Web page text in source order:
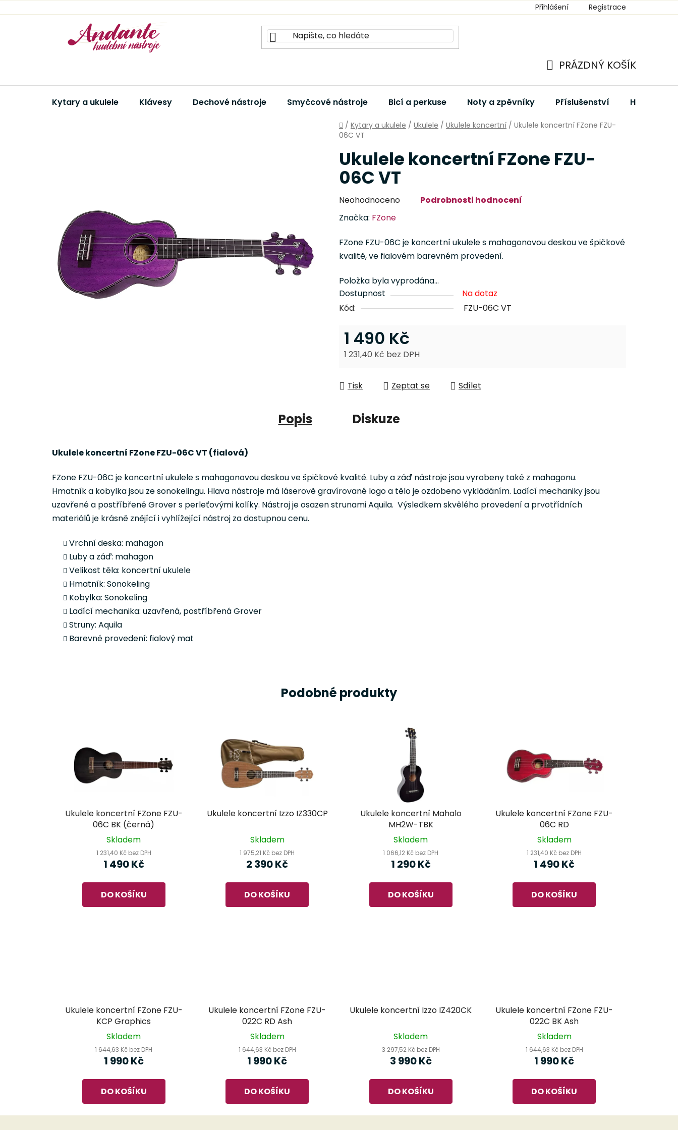
na
Přihlášení Registrace
KOŠÍK
PRÁZDNÝ KOŠÍK
Kytary a ukulele Klávesy Dechové nástroje Smyčcové nástroje Bicí a perkuse Noty a zpěvníky Příslušenství Hudební
Domů
/ Kytary a ukulele / Ukulele / Ukulele koncertní / Ukulele koncertní FZone FZU-
06C VT
Ukulele koncertní FZone FZU-
06C VT
Průměrné
produktu
je
0,0
5
hvězdiček.
Neohodnoceno
Podrobnosti hodnocení
Značka: FZone
FZone FZU-06C je koncertní ukulele s mahagonovou deskou ve špičkové
kvalitě, ve fialovém barevném provedení.
Položka byla vyprodána…
Dostupnost
Na dotaz
Kód:
FZU-06C VT
1 490 Kč
1 231,40 Kč bez DPH
Tisk
Zeptat se Sdílet
Popis Diskuze
Ukulele koncertní FZone FZU-06C VT (fialová)
FZone FZU-06C je koncertní ukulele s mahagonovou deskou ve špičkové kvalitě. Luby a záď nástroje jsou vyrobeny také z mahagonu.
Hmatník a kobylka jsou ze sonokelingu. Hlava nástroje má láserově gravírované logo a tělo je ozdobeno vykládáním. Ladící mechaniky jsou
uzavřené a postříbřené Grover s perleťovými kolíky. Nástroj je osazen strunami Aquila. Výsledkem skvělého provedení a prvotřídních
materiálů je krásně znějící i vyhlížející nástroj za dostupnou cenu.
Vrchní deska: mahagon
Luby a záď: mahagon
Velikost těla: koncertní ukulele
Hmatník: Sonokeling
Kobylka: Sonokeling
Ladící mechanika: uzavřená, postříbřená Grover
Struny: Aquila
Barevné provedení: fialový mat
Podobné produkty
Ukulele koncertní FZone FZU-
06C BK (černá)
Skladem
1 231,40 Kč bez DPH
1 490 Kč
DO KOŠÍKU
Ukulele koncertní Izzo IZ330CP
Skladem
1 975,21 Kč bez DPH
2 390 Kč
DO KOŠÍKU
Ukulele koncertní Mahalo
MH2W-TBK
Skladem
1 066,12 Kč bez DPH
1 290 Kč
DO KOŠÍKU
Ukulele koncertní FZone FZU-
06C RD
Skladem
1 231,40 Kč bez DPH
1 490 Kč
DO KOŠÍKU
Ukulele koncertní FZone FZU-
KCP Graphics
Skladem
1 644,63 Kč bez DPH
1 990 Kč
DO KOŠÍKU
Ukulele koncertní FZone FZU-
022C RD Ash
Skladem
1 644,63 Kč bez DPH
1 990 Kč
DO KOŠÍKU
Ukulele koncertní Izzo IZ420CK
Skladem
3 297,52 Kč bez DPH
3 990 Kč
DO KOŠÍKU
Ukulele koncertní FZone FZU-
022C BK Ash
Skladem
1 644,63 Kč bez DPH
1 990 Kč
DO KOŠÍKU